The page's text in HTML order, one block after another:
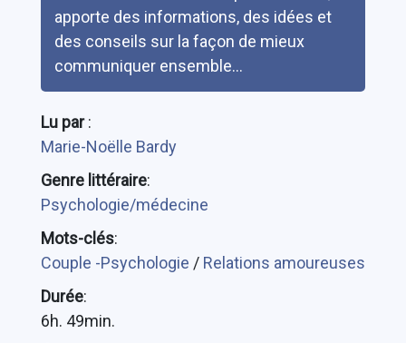
apporte des informations, des idées et
des conseils sur la façon de mieux
communiquer ensemble...
Lu par:
Marie-Noëlle Bardy
Genre littéraire:
Psychologie/médecine
Mots-clés:
Couple -Psychologie / Relations amoureuses
Durée:
6h. 49min.